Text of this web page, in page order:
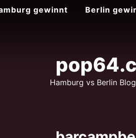
gewinnt Berlin
Hamburg vs Berlin